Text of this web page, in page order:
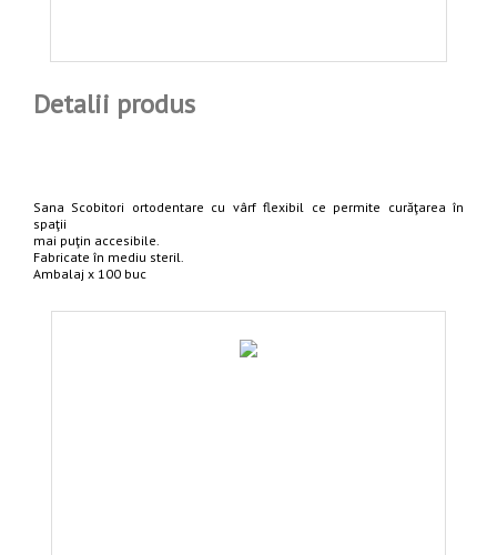
Detalii produs
Sana Scobitori ortodentare cu vârf flexibil ce permite curăţarea în
spaţii
mai puţin accesibile.
Fabricate în mediu steril.
Ambalaj x 100 buc